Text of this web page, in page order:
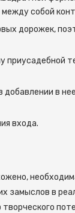
собой
дорожек,
добавлении в
входа.
замыслов в